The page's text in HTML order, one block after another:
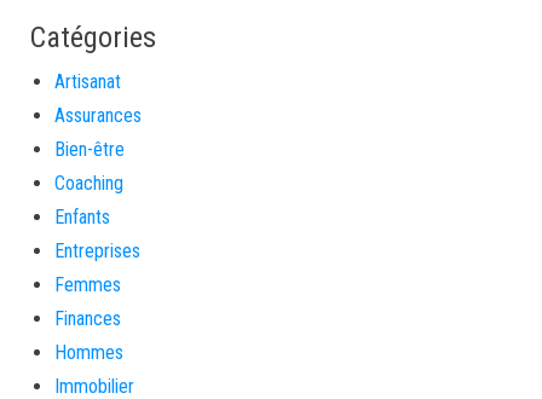
Catégories
Artisanat
Assurances
Bien-être
Coaching
Enfants
Entreprises
Femmes
Finances
Hommes
Immobilier